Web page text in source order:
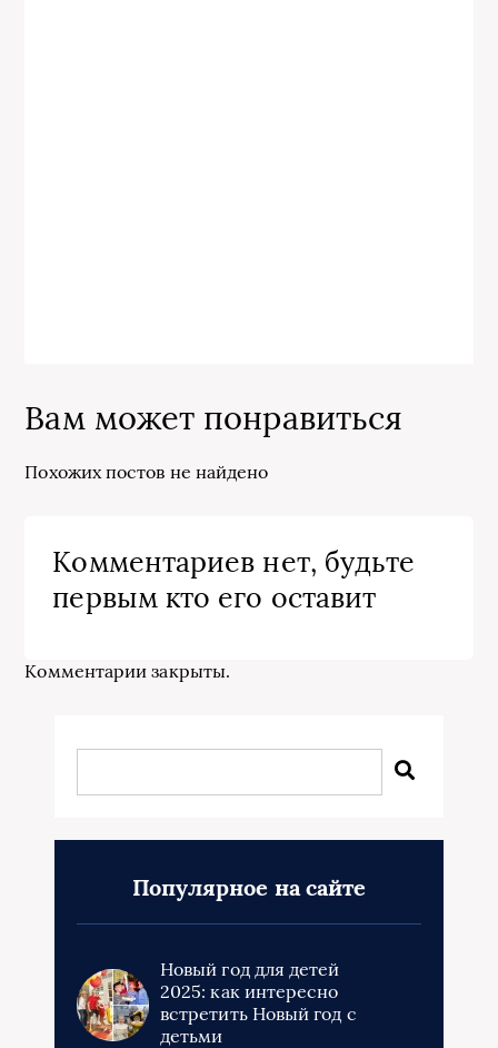
Вам может понравиться
Похожих постов не найдено
Комментариев нет, будьте
первым кто его оставит
Комментарии закрыты.
Популярное на сайте
Новый год для детей
2025: как интересно
встретить Новый год с
детьми